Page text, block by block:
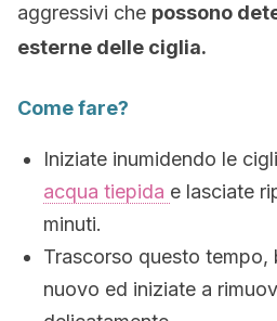
aggressivi che possono
esterne delle ciglia.
Come fare?
Iniziate inumidendo le
acqua tiepida e lasciate
minuti.
Trascorso questo tempo,
nuovo ed iniziate a